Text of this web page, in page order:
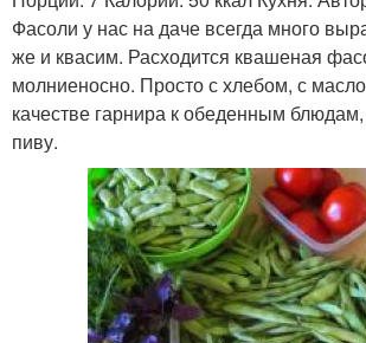
Фасоли у нас на даче всегда много
же и квасим. Расходится квашеная
молниеносно. Просто с хлебом, с
качестве гарнира к обеденным
пиву.